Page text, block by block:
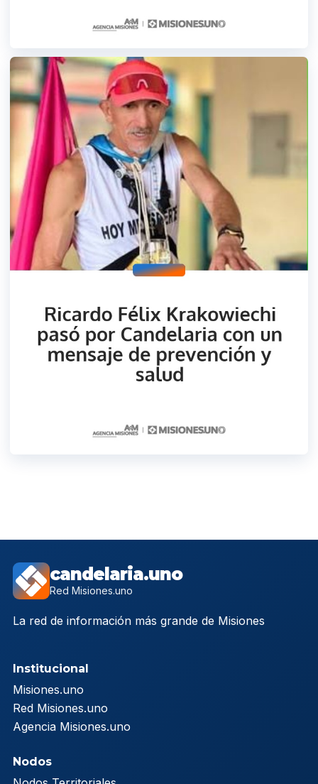
candelaria.uno
Red Misiones.uno
La red de información más grande de Misiones
Institucional
Misiones.uno
Red Misiones.uno
Agencia Misiones.uno
Nodos